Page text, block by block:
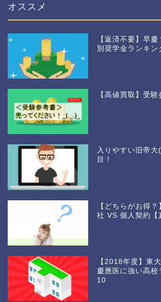
オススメ
【返済不要】早
別奨学金ランキン
【高値買取】受
入りやすい旧帝
目！
【どちらがお得
社 VS 個人契約【
【2018年度】東
慶應医に強い高
10